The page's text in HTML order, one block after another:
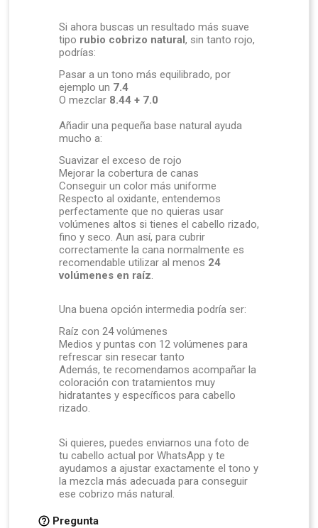
Si ahora buscas un resultado más suave
tipo rubio cobrizo natural, sin tanto rojo,
podrías:
Pasar a un tono más equilibrado, por
ejemplo un 7.4
O mezclar 8.44 + 7.0
Añadir una pequeña base natural ayuda
mucho a:
Suavizar el exceso de rojo
Mejorar la cobertura de canas
Conseguir un color más uniforme
Respecto al oxidante, entendemos
perfectamente que no quieras usar
volúmenes altos si tienes el cabello rizado,
fino y seco. Aun así, para cubrir
correctamente la cana normalmente es
recomendable utilizar al menos 24
volúmenes en raíz
Una buena opción intermedia podría ser:
Raíz con 24 volúmenes
Medios y puntas con 12 volúmenes para
refrescar sin resecar tanto
Además, te recomendamos acompañar la
coloración con tratamientos muy
hidratantes y específicos para cabello
rizado.
Si quieres, puedes enviarnos una foto de
tu cabello actual por WhatsApp y te
ayudamos a ajustar exactamente el tono y
la mezcla más adecuada para conseguir
ese cobrizo más natural.
Pregunta